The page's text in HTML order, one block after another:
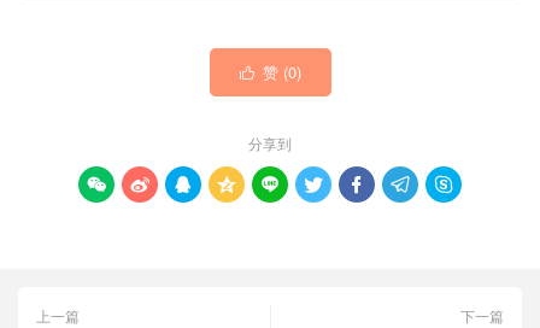
 赞 (0)
分享到
        
上一篇
下一篇